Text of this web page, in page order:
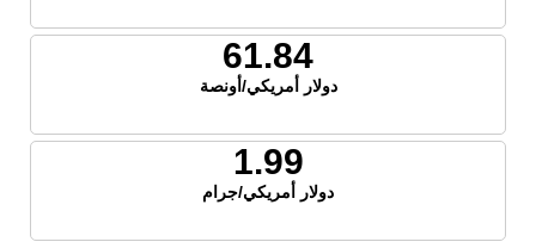
61.84
دولار أمريكي/أونصة
1.99
دولار أمريكي/جرام